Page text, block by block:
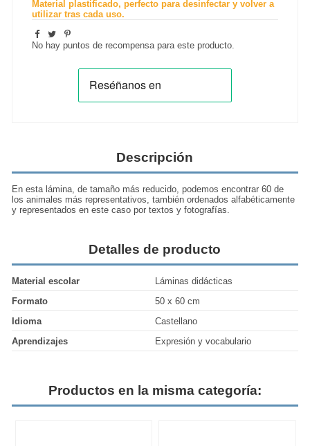
Material plastificado, perfecto para desinfectar y volver a
utilizar tras cada uso.
No hay puntos de recompensa para este producto.
Descripción
En esta lámina, de tamaño más reducido, podemos encontrar 60 de
los animales más representativos, también ordenados alfabéticamente
y representados en este caso por textos y fotografías.
Detalles de producto
Material escolar
Láminas didácticas
Formato
50 x 60 cm
Idioma
Castellano
Aprendizajes
Expresión y vocabulario
Productos en la misma categoría: